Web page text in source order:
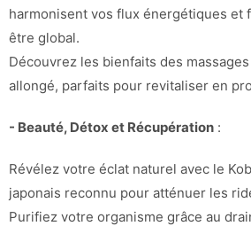
harmonisent vos flux énergétiques et
être global.
Découvrez les bienfaits des
allongé, parfaits pour revitaliser en
- Beauté, Détox et Récupération :
Révélez votre éclat naturel avec le
japonais reconnu pour atténuer les
Purifiez votre organisme grâce au